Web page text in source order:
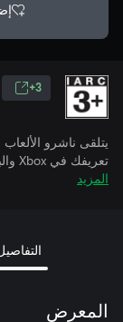
3+
يتلقى ناشرو
تعريفك في Xbox والبيانات المقترنة بينما تمارس الألعاب.
المزيد
المعرض